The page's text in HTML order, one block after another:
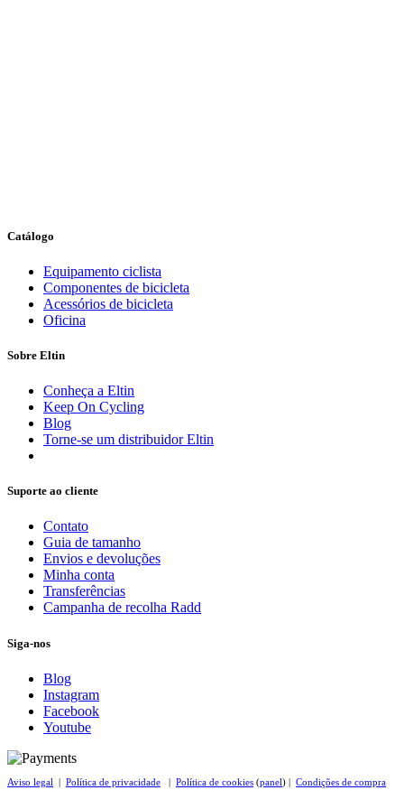
Catálogo
Equipamento ciclista
Componentes de bicicleta
Acessórios de bicicleta
Oficina
Sobre Eltin
Conheça a Eltin
Keep On Cycling
Blog
Torne-se um distribuidor Eltin
Suporte ao cliente
Contato
Guia de tamanho
Envios e devoluções
Minha conta
Transferências
Campanha de recolha Radd
Siga-nos
Blog
Instagram
Facebook
Youtube
Aviso legal | Política de privacidade | Política de cookies (panel) | Condições de compra